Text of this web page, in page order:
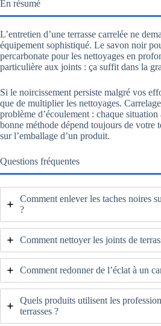
En résumé
L’entretien d’une terrasse carrelée ne
équipement sophistiqué. Le savon noir
percarbonate pour les nettoyages en
particulière aux joints : ça suffit dans la
Si le noircissement persiste malgré vos
que de multiplier les nettoyages.
problème d’écoulement : chaque
bonne méthode dépend toujours de votre
sur l’emballage d’un produit.
Questions fréquentes
Comment enlever les taches noires
?
Comment nettoyer les joints de
Comment redonner de l’éclat à un
Quels produits utilisent les
terrasses ?